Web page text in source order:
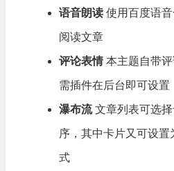
语音朗读使用百度语
阅读文章
评论表情本主题自带
需插件在后台即可设置
瀑布流文章列表可选
序，其中卡片又可设
式